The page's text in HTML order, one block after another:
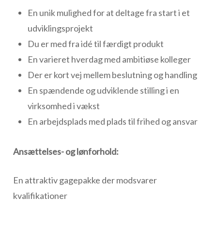
En unik mulighed for at deltage fra start i et
udviklingsprojekt
Du er med fra idé til færdigt produkt
En varieret hverdag med ambitiøse kolleger
Der er kort vej mellem beslutning og handling
En spændende og udviklende stilling i en
virksomhed i vækst
En arbejdsplads med plads til frihed og ansvar
Ansættelses- og lønforhold:
En attraktiv gagepakke der modsvarer
kvalifikationer